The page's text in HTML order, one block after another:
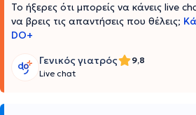
Το ήξερες ότι μπορείς να κάνεις live
να βρεις τις απαντήσεις που θέλεις;
DO+
Γενικός γιατρός
9,8
Live chat